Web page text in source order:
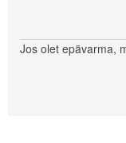
Jos olet epävarma,